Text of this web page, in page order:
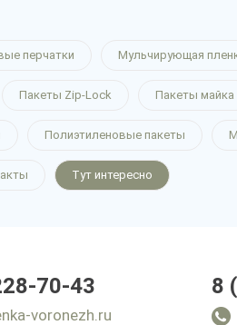
перчатки Мульчирующая
Пакеты Zip-Lock Пакеты майка
Полиэтиленовые пакеты
Тут интересно
70-43
voronezh.ru
8